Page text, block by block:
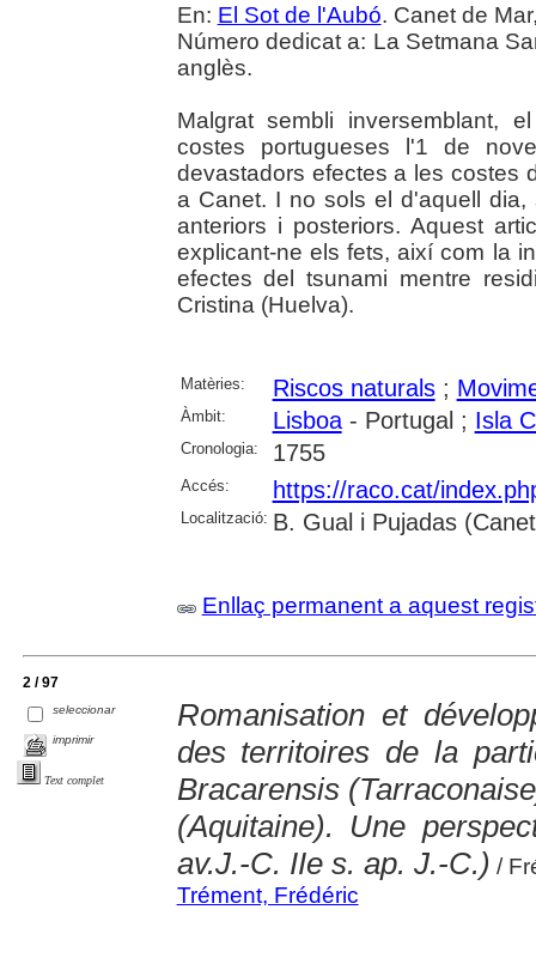
En: El Sot de l'Aubó. Canet de
Número dedicat a: La Setmana
anglès.
Malgrat sembli inversemblant,
costes portugueses l'1 de
devastadors efectes a les costes
a Canet. I no sols el d'aquell
anteriors i posteriors. Aquest
explicant-ne els fets, així com la
efectes del tsunami mentre
Cristina (Huelva).
Matèries: Riscos naturals;
Àmbit: Lisboa- Portugal ; Isla
Cronologia: 1755
Accés: https://raco.cat/
Localització: B. Gual i Pujadas
Enllaç permanent a aquest
2 / 97
seleccionar
imprimir
Text complet
Romanisation et
des territoires de la
Bracarensis
(Aquitaine). Une
av.J.-C. IIe s. ap. J.-C.) /
Trément, Frédéric